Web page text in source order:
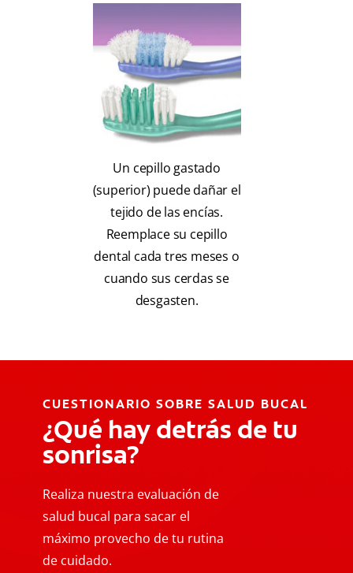
Un cepillo gastado
(superior) puede dañar el
tejido de las encías.
Reemplace su cepillo
dental cada tres meses o
cuando sus cerdas se
desgasten.
CUESTIONARIO SOBRE SALUD BUCAL
¿Qué hay detrás de tu
sonrisa?
Realiza nuestra evaluación de
salud bucal para sacar el
máximo provecho de tu rutina
de cuidado.